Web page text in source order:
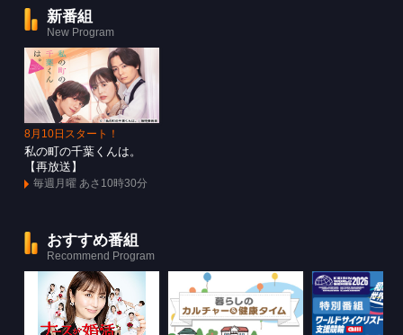
新番組
New Program
8月10日スタート！
私の町の千葉くんは。
【再放送】
毎週月曜 あさ10時30分
おすすめ番組
Recommend Program